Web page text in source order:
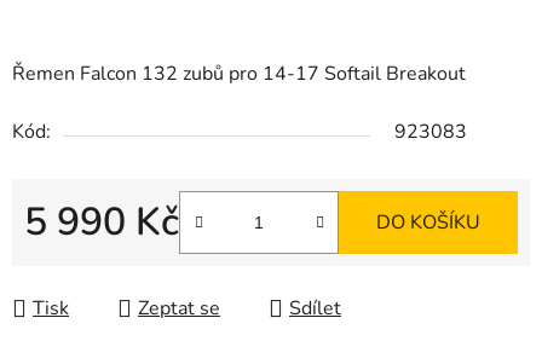
Řemen Falcon 132 zubů pro 14-17 Softail Breakout
Kód: 923083
5 990 Kč DO KOŠÍKU
Tisk Zeptat se Sdílet